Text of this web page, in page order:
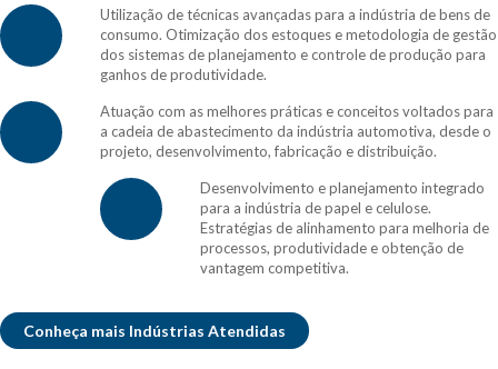
Utilização de técnicas avançadas para a indústria de bens de
consumo. Otimização dos estoques e metodologia de gestão
dos sistemas de planejamento e controle de produção para
ganhos de produtividade.
Atuação com as melhores práticas e conceitos voltados para
a cadeia de abastecimento da indústria automotiva, desde o
projeto, desenvolvimento, fabricação e distribuição.
Desenvolvimento e planejamento integrado
para a indústria de papel e celulose.
Estratégias de alinhamento para melhoria de
processos, produtividade e obtenção de
vantagem competitiva.
Conheça mais Indústrias Atendidas